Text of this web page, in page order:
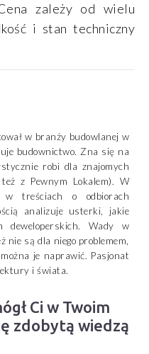
zależy od wielu
i stan techniczny
w branży budowlanej w
budownictwo. Zna się na
robi dla znajomych
z Pewnym Lokalem). W
treściach o odbiorach
analizuje usterki, jakie
deweloperskich. Wady w
są dla niego problemem,
je naprawić. Pasjonat
i świata.
Ci w Twoim
zdobytą wiedzą